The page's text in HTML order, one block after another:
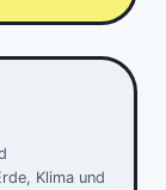
Klima und